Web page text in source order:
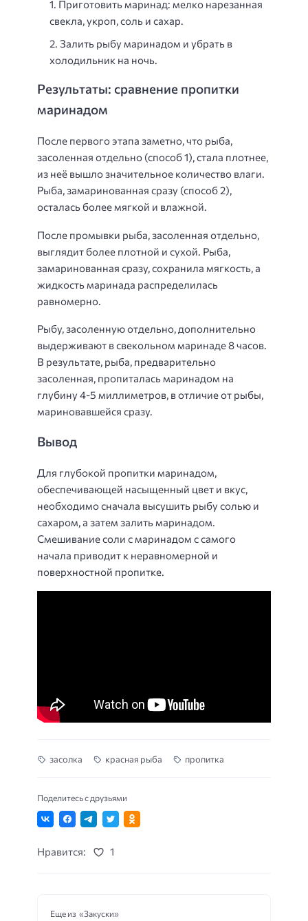
Приготовить маринад: мелко нарезанная
свекла, укроп, соль и сахар.
Залить рыбу маринадом и убрать в
холодильник на ночь.
Результаты: сравнение пропитки
маринадом
После первого этапа заметно, что рыба,
засоленная отдельно (способ 1), стала плотнее,
из неё вышло значительное количество влаги.
Рыба, замаринованная сразу (способ 2),
осталась более мягкой и влажной.
После промывки рыба, засоленная отдельно,
выглядит более плотной и сухой. Рыба,
замаринованная сразу, сохранила мягкость, а
жидкость маринада распределилась
равномерно.
Рыбу, засоленную отдельно, дополнительно
выдерживают в свекольном маринаде 8 часов.
В результате, рыба, предварительно
засоленная, пропиталась маринадом на
глубину 4-5 миллиметров, в отличие от рыбы,
мариновавшейся сразу.
Вывод
Для глубокой пропитки маринадом,
обеспечивающей насыщенный цвет и вкус,
необходимо сначала высушить рыбу солью и
сахаром, а затем залить маринадом.
Смешивание соли с маринадом с самого
начала приводит к неравномерной и
поверхностной пропитке.
засолка красная рыба пропитка
Поделитесь с друзьями
Нравится: 1
Еще из «Закуски»